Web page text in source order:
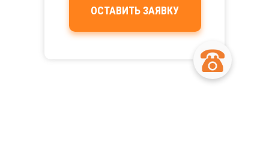
ОСТАВИТЬ ЗАЯВКУ